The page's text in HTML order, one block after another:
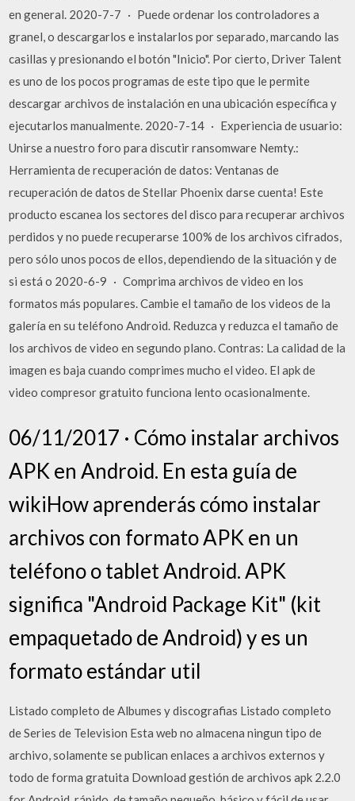
en general. 2020-7-7 · Puede ordenar los controladores a
granel, o descargarlos e instalarlos por separado, marcando las
casillas y presionando el botón "Inicio". Por cierto, Driver Talent
es uno de los pocos programas de este tipo que le permite
descargar archivos de instalación en una ubicación específica y
ejecutarlos manualmente. 2020-7-14 · Experiencia de usuario:
Unirse a nuestro foro para discutir ransomware Nemty.:
Herramienta de recuperación de datos: Ventanas de
recuperación de datos de Stellar Phoenix darse cuenta! Este
producto escanea los sectores del disco para recuperar archivos
perdidos y no puede recuperarse 100% de los archivos cifrados,
pero sólo unos pocos de ellos, dependiendo de la situación y de
si está o 2020-6-9 · Comprima archivos de video en los
formatos más populares. Cambie el tamaño de los videos de la
galería en su teléfono Android. Reduzca y reduzca el tamaño de
los archivos de video en segundo plano. Contras: La calidad de la
imagen es baja cuando comprimes mucho el video. El apk de
video compresor gratuito funciona lento ocasionalmente.
06/11/2017 · Cómo instalar archivos
APK en Android. En esta guía de
wikiHow aprenderás cómo instalar
archivos con formato APK en un
teléfono o tablet Android. APK
significa "Android Package Kit" (kit
empaquetado de Android) y es un
formato estándar util
Listado completo de Albumes y discografias Listado completo
de Series de Television Esta web no almacena ningun tipo de
archivo, solamente se publican enlaces a archivos externos y
todo de forma gratuita Download gestión de archivos apk 2.2.0